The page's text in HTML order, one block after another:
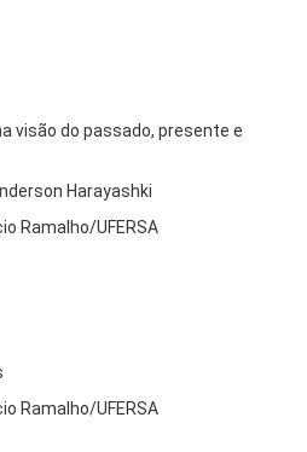
visão do passado, presente e
Harayashki
Ramalho/UFERSA
Ramalho/UFERSA